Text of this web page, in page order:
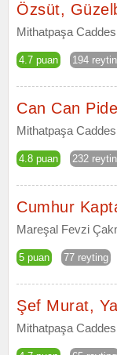
Özsüt,
Mithatpaşa
4.7 puan 194
Can Can
Mithatpaşa
4.8 puan 232
Cumhur
Mareşal Fevzi
5 puan 77 reyting
Şef Murat,
Mithatpaşa